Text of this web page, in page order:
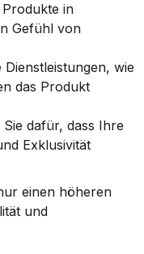
Produkte in
Gefühl von
Dienstleistungen, wie
das Produkt
Sie dafür, dass Ihre
Exklusivität
einen höheren
und